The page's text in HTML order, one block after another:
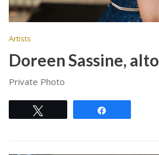
Artists
Doreen Sassine, alto
Private Photo